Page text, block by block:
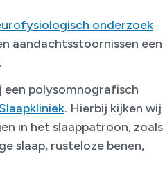
onderzoek
aandachtsstoornissen een
een polysomnografisch
. Hierbij kijken wij
in het slaappatroon, zoals
slaap, rusteloze benen,